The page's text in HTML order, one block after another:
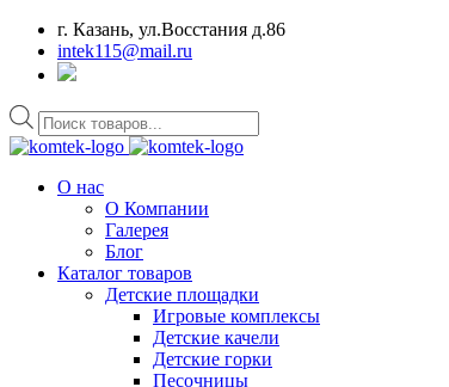
г. Казань, ул.Восстания д.86
intek115@mail.ru
Поиск
товаров
О нас
О Компании
Галерея
Блог
Каталог товаров
Детские площадки
Игровые комплексы
Детские качели
Детские горки
Песочницы